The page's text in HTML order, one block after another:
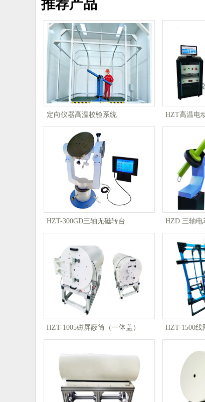
推荐产品
定向仪器高温校验系统 HZT高温电
HZT-300GD三轴无磁转台 HZD 三轴电
HZT-1005磁屏蔽筒（一体盖） HZT-1500